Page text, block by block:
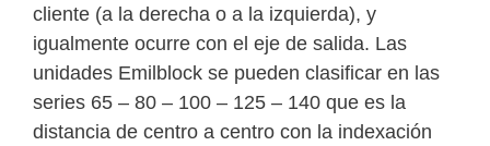
cliente (a la derecha o a la izquierda), y
igualmente ocurre con el eje de salida. Las
unidades Emilblock se pueden clasificar en las
series 65 – 80 – 100 – 125 – 140 que es la
distancia de centro a centro con la indexación